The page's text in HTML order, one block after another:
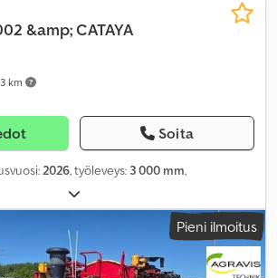
km
&amp; CATAYA
Soita
2026, työleveys: 3 000 mm,
Pieni ilmoitus